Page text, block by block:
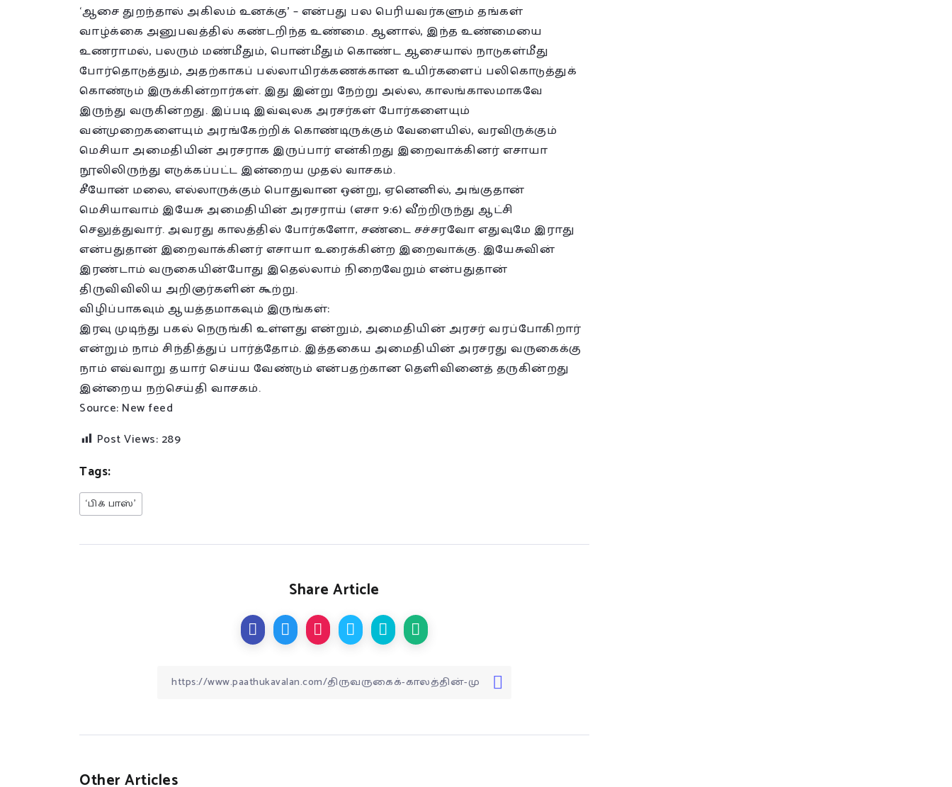
‘ஆசை துறந்தால் அகிலம் உனக்கு’ – என்பது பல பெரியவர்களும் தங்கள்
வாழ்க்கை அனுபவத்தில் கண்டறிந்த உண்மை. ஆனால், இந்த உண்மையை
உணராமல், பலரும் மண்மீதும், பொன்மீதும் கொண்ட ஆசையால் நாடுகள்மீது
போர்தொடுத்தும், அதற்காகப் பல்லாயிரக்கணக்கான உயிர்களைப் பலிகொடுத்துக்
கொண்டும் இருக்கின்றார்கள். இது இன்று நேற்று அல்ல, காலங்காலமாகவே
இருந்து வருகின்றது. இப்படி இவ்வுலக அரசர்கள் போர்களையும்
வன்முறைகளையும் அரங்கேற்றிக் கொண்டிருக்கும் வேளையில், வரவிருக்கும்
மெசியா அமைதியின் அரசராக இருப்பார் என்கிறது இறைவாக்கினர் எசாயா
நூலிலிருந்து எடுக்கப்பட்ட இன்றைய முதல் வாசகம்.
சீயோன் மலை, எல்லாருக்கும் பொதுவான ஒன்று, ஏனெனில், அங்குதான்
மெசியாவாம் இயேசு அமைதியின் அரசராய் (எசா 9:6) வீற்றிருந்து ஆட்சி
செலுத்துவார். அவரது காலத்தில் போர்களோ, சண்டை சச்சரவோ எதுவுமே இராது
என்பதுதான் இறைவாக்கினர் எசாயா உரைக்கின்ற இறைவாக்கு. இயேசுவின்
இரண்டாம் வருகையின்போது இதெல்லாம் நிறைவேறும் என்பதுதான்
திருவிவிலிய அறிஞர்களின் கூற்று.
விழிப்பாகவும் ஆயத்தமாகவும் இருங்கள்:
இரவு முடிந்து பகல் நெருங்கி உள்ளது என்றும், அமைதியின் அரசர் வரப்போகிறார்
என்றும் நாம் சிந்தித்துப் பார்த்தோம். இத்தகைய அமைதியின் அரசரது வருகைக்கு
நாம் எவ்வாறு தயார் செய்ய வேண்டும் என்பதற்கான தெளிவினைத் தருகின்றது
இன்றைய நற்செய்தி வாசகம்.
Source: New feed
Post Views: 289
Tags:
‘பிக் பாஸ்’
Share Article
Other Articles